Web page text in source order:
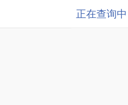
正在查询中